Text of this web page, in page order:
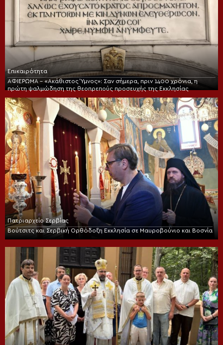
Επικαιρότητα
ΑΦΙΕΡΩΜΑ – «Ακάθιστος Ύμνος»: Σαν σήμερα, πριν 1400 χρόνια, η
πρώτη ψαλμώδηση της θεοπρεπούς προσευχής της Εκκλησίας
Πατριαρχείο Σερβίας
Βούτσιτς και Σερβική Ορθόδοξη Εκκλησία σε Μαυροβούνιο και Βοσνία